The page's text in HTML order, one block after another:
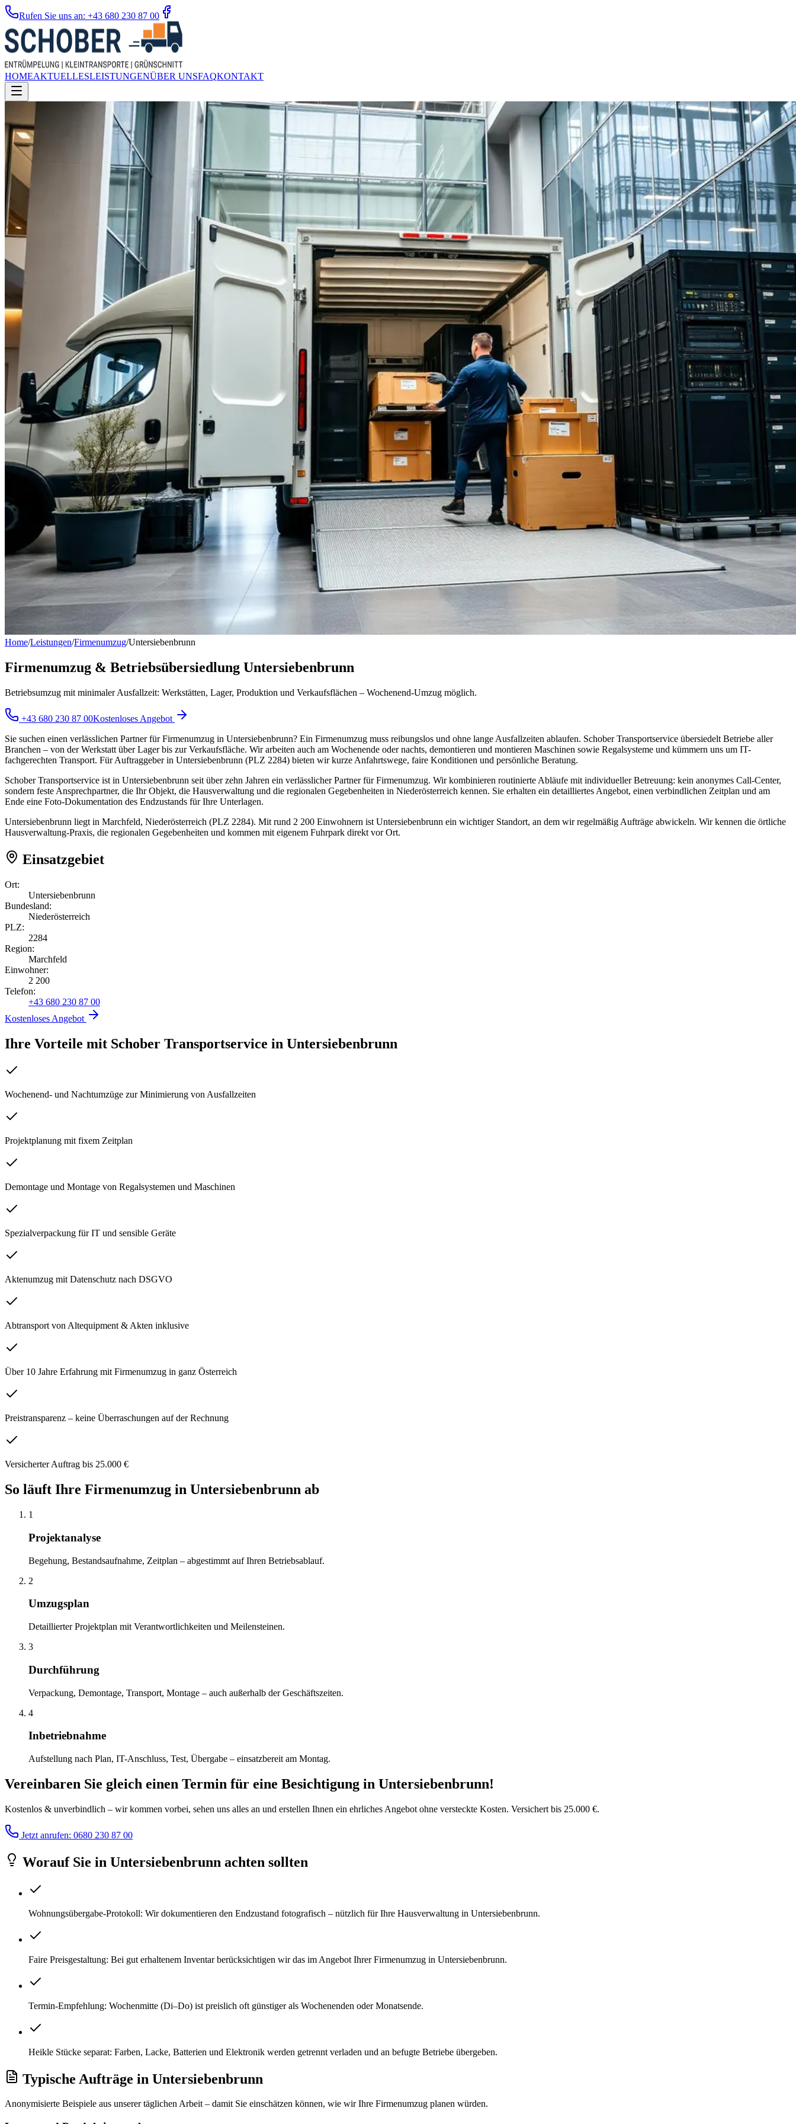
Rufen Sie uns an: +43 680 230 87 00
HOMEAKTUELLESLEISTUNGENÜBER UNSFAQKONTAKT
Home/Leistungen/Firmenumzug/Untersiebenbrunn
Firmenumzug & Betriebsübersiedlung Untersiebenbrunn
Betriebsumzug mit minimaler Ausfallzeit: Werkstätten, Lager, Produktion und Verkaufsflächen – Wochenend-Umzug möglich.
+43 680 230 87 00Kostenloses Angebot
Sie suchen einen verlässlichen Partner für Firmenumzug in Untersiebenbrunn? Ein Firmenumzug muss reibungslos und ohne lange Ausfallzeiten ablaufen. Schober Transportservice übersiedelt Betriebe aller
Branchen – von der Werkstatt über Lager bis zur Verkaufsfläche. Wir arbeiten auch am Wochenende oder nachts, demontieren und montieren Maschinen sowie Regalsysteme und kümmern uns um IT-
fachgerechten Transport. Für Auftraggeber in Untersiebenbrunn (PLZ 2284) bieten wir kurze Anfahrtswege, faire Konditionen und persönliche Beratung.
Schober Transportservice ist in Untersiebenbrunn seit über zehn Jahren ein verlässlicher Partner für Firmenumzug. Wir kombinieren routinierte Abläufe mit individueller Betreuung: kein anonymes Call-Center,
sondern feste Ansprechpartner, die Ihr Objekt, die Hausverwaltung und die regionalen Gegebenheiten in Niederösterreich kennen. Sie erhalten ein detailliertes Angebot, einen verbindlichen Zeitplan und am
Ende eine Foto-Dokumentation des Endzustands für Ihre Unterlagen.
Untersiebenbrunn liegt in Marchfeld, Niederösterreich (PLZ 2284). Mit rund 2 200 Einwohnern ist Untersiebenbrunn ein wichtiger Standort, an dem wir regelmäßig Aufträge abwickeln. Wir kennen die örtliche
Hausverwaltung-Praxis, die regionalen Gegebenheiten und kommen mit eigenem Fuhrpark direkt vor Ort.
Einsatzgebiet
Ort:
Untersiebenbrunn
Bundesland:
Niederösterreich
PLZ:
2284
Region:
Marchfeld
Einwohner:
2 200
Telefon:
+43 680 230 87 00
Kostenloses Angebot
Ihre Vorteile mit Schober Transportservice in Untersiebenbrunn
Wochenend- und Nachtumzüge zur Minimierung von Ausfallzeiten
Projektplanung mit fixem Zeitplan
Demontage und Montage von Regalsystemen und Maschinen
Spezialverpackung für IT und sensible Geräte
Aktenumzug mit Datenschutz nach DSGVO
Abtransport von Altequipment & Akten inklusive
Über 10 Jahre Erfahrung mit Firmenumzug in ganz Österreich
Preistransparenz – keine Überraschungen auf der Rechnung
Versicherter Auftrag bis 25.000 €
So läuft Ihre Firmenumzug in Untersiebenbrunn ab
1
Projektanalyse
Begehung, Bestandsaufnahme, Zeitplan – abgestimmt auf Ihren Betriebsablauf.
2
Umzugsplan
Detaillierter Projektplan mit Verantwortlichkeiten und Meilensteinen.
3
Durchführung
Verpackung, Demontage, Transport, Montage – auch außerhalb der Geschäftszeiten.
4
Inbetriebnahme
Aufstellung nach Plan, IT-Anschluss, Test, Übergabe – einsatzbereit am Montag.
Vereinbaren Sie gleich einen Termin für eine Besichtigung in Untersiebenbrunn!
Kostenlos & unverbindlich – wir kommen vorbei, sehen uns alles an und erstellen Ihnen ein ehrliches Angebot ohne versteckte Kosten. Versichert bis 25.000 €.
Jetzt anrufen: 0680 230 87 00
Worauf Sie in Untersiebenbrunn achten sollten
Wohnungsübergabe-Protokoll: Wir dokumentieren den Endzustand fotografisch – nützlich für Ihre Hausverwaltung in Untersiebenbrunn.
Faire Preisgestaltung: Bei gut erhaltenem Inventar berücksichtigen wir das im Angebot Ihrer Firmenumzug in Untersiebenbrunn.
Termin-Empfehlung: Wochenmitte (Di–Do) ist preislich oft günstiger als Wochenenden oder Monatsende.
Heikle Stücke separat: Farben, Lacke, Batterien und Elektronik werden getrennt verladen und an befugte Betriebe übergeben.
Typische Aufträge in Untersiebenbrunn
Anonymisierte Beispiele aus unserer täglichen Arbeit – damit Sie einschätzen können, wie wir Ihre Firmenumzug planen würden.